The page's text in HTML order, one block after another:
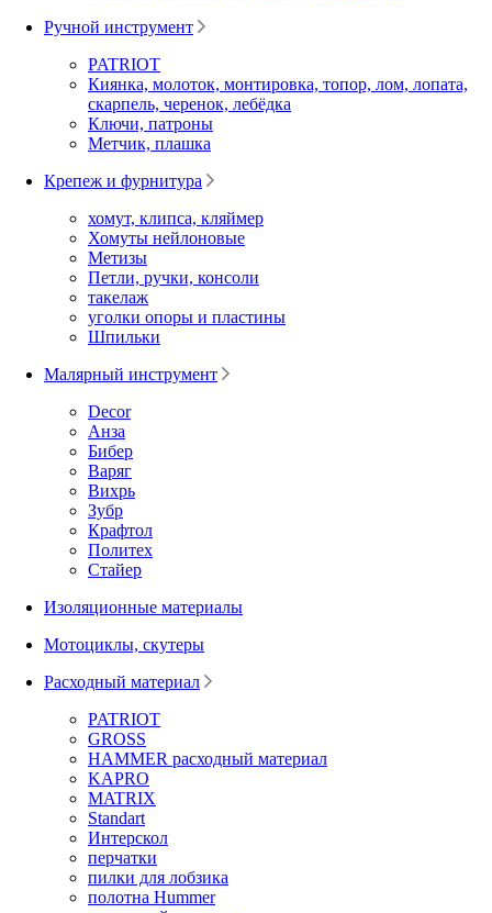
Ручной инструмент
PATRIOT
Киянка, молоток, монтировка, топор, лом, лопата,
скарпель, черенок, лебёдка
Ключи, патроны
Метчик, плашка
Крепеж и фурнитура
хомут, клипса, кляймер
Хомуты нейлоновые
Метизы
Петли, ручки, консоли
такелаж
уголки опоры и пластины
Шпильки
Малярный инструмент
Decor
Анза
Бибер
Варяг
Вихрь
Зубр
Крафтол
Политех
Стайер
Изоляционные материалы
Мотоциклы, скутеры
Расходный материал
PATRIOT
GROSS
HAMMER расходный материал
KAPRO
MATRIX
Standart
Интерскол
перчатки
пилки для лобзика
полотна Hummer